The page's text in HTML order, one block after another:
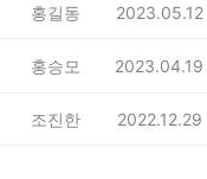
홍길동 2023.05.12
홍승모 2023.04.19
조진한 2022.12.29